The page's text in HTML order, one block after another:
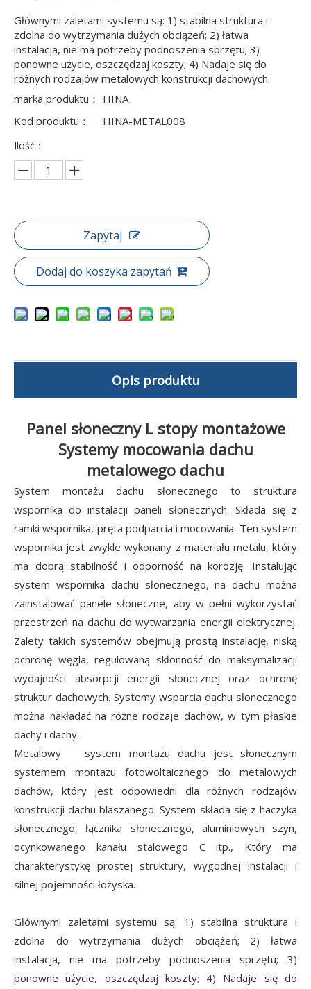
Głównymi zaletami systemu są: 1) stabilna struktura i
zdolna do wytrzymania dużych obciążeń; 2) łatwa
instalacja, nie ma potrzeby podnoszenia sprzętu; 3)
ponowne użycie, oszczędzaj koszty; 4) Nadaje się do
różnych rodzajów metalowych konstrukcji dachowych.
marka produktu： HINA
Kod produktu：
HINA-METAL008
Ilość：
Zapytaj
Dodaj do koszyka zapytań
Opis produktu
Panel słoneczny L stopy montażowe
Systemy mocowania dachu
metalowego dachu
System montażu dachu słonecznego to struktura
wspornika do instalacji paneli słonecznych. Składa się z
ramki wspornika, pręta podparcia i mocowania. Ten system
wspornika jest zwykle wykonany z materiału metalu, który
ma dobrą stabilność i odporność na korozję. Instalując
system wspornika dachu słonecznego, na dachu można
zainstalować panele słoneczne, aby w pełni wykorzystać
przestrzeń na dachu do wytwarzania energii elektrycznej.
Zalety takich systemów obejmują prostą instalację, niską
ochronę węgla, regulowaną skłonność do maksymalizacji
wydajności absorpcji energii słonecznej oraz ochronę
struktur dachowych. Systemy wsparcia dachu słonecznego
można nakładać na różne rodzaje dachów, w tym płaskie
dachy i dachy.
Metalowy system montażu dachu jest słonecznym
systemem montażu fotowoltaicznego do metalowych
dachów, który jest odpowiedni dla różnych rodzajów
konstrukcji dachu blaszanego. System składa się z haczyka
słonecznego, łącznika słonecznego, aluminiowych szyn,
ocynkowanego kanału stalowego C itp., Który ma
charakterystykę prostej struktury, wygodnej instalacji i
silnej pojemności łożyska.
Głównymi zaletami systemu są: 1) stabilna struktura i
zdolna do wytrzymania dużych obciążeń; 2) łatwa
instalacja, nie ma potrzeby podnoszenia sprzętu; 3)
ponowne użycie, oszczędzaj koszty; 4) Nadaje się do